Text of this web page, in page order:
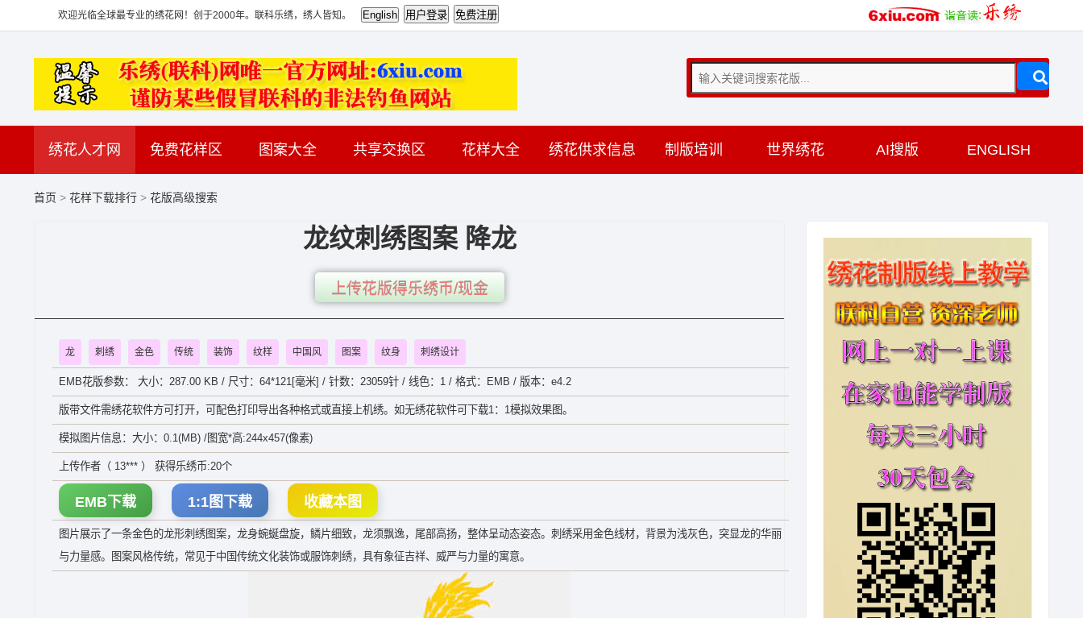
欢迎光临全球最专业的绣花网！创于2000年。联科乐绣，绣人皆知。
绣花人才网 免费花样区 图案大全 共享交换区 花样大全 绣花供求信息 制版培训 世界绣花 AI搜版 ENGLISH
首页 > 花样下载排行 > 花版高级搜索
龙纹刺绣图案 降龙
上传花版得乐绣币/现金
龙 刺绣 金色 传统 装饰 纹样 中国风 图案 纹身 刺绣设计
EMB花版参数： 大小：287.00 KB / 尺寸：64*121[毫米] / 针数：23059针 / 线色：1 / 格式：EMB / 版本：e4.2
版带文件需绣花软件方可打开，可配色打印导出各种格式或直接上机绣。如无绣花软件可下载1：1模拟效果图。
模拟图片信息：大小：0.1(MB) /图宽*高:244x457(像素)
上传作者（ 13*** ） 获得乐绣币:20个
EMB下载 1:1图下载 收藏本图
图片展示了一条金色的龙形刺绣图案，龙身蜿蜒盘旋，鳞片细致，龙须飘逸，尾部高扬，整体呈动态姿态。刺绣采用金色线材，背景为浅灰色，突显龙的华丽
与力量感。图案风格传统，常见于中国传统文化装饰或服饰刺绣，具有象征吉祥、威严与力量的寓意。